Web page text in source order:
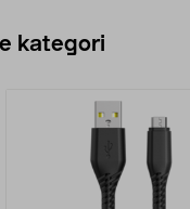
kategori